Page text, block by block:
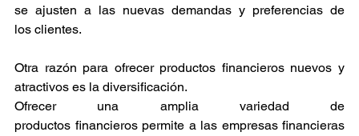
se ajusten a las nuevas demandas y preferencias de
los clientes.
Otra razón para ofrecer productos financieros nuevos y
atractivos es la diversificación.
Ofrecer una amplia variedad de
productos financieros permite a las empresas financieras